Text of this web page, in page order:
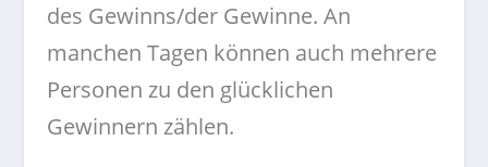
des Gewinns/der Gewinne. An
manchen Tagen können auch mehrere
Personen zu den glücklichen
Gewinnern zählen.